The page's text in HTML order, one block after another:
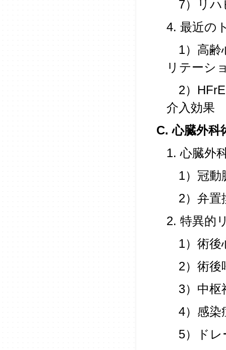
7）リハ
4. 最近の
1）高齢
リテーシ
2）
介入効果
C. 心臓外科
1. 心臓外
1）冠動
2）弁置
2. 特異的
1）術後
2）術後
3）中枢
4）感染
5）ドレ